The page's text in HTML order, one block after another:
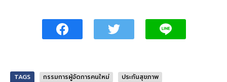
TAGS กรรมการผู้จัดการคนใหม่
ประกันสุขภาพ